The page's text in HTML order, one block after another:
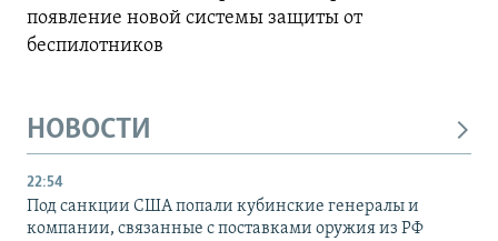
появление новой системы защиты от
беспилотников
НОВОСТИ
22:54
Под санкции США попали кубинские генералы и
компании, связанные с поставками оружия из РФ